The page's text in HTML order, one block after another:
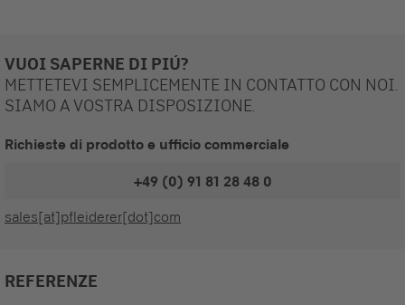
VUOI SAPERNE DI PIÚ?
METTETEVI SEMPLICEMENTE IN CONTATTO CON NOI.
SIAMO A VOSTRA DISPOSIZIONE.
Richieste di prodotto e ufficio commerciale
+49 (0) 91 81 28 48 0
sales[at]pfleiderer[dot]com
REFERENZE